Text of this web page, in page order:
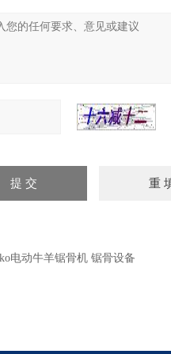
电动牛羊锯骨机 锯骨设备